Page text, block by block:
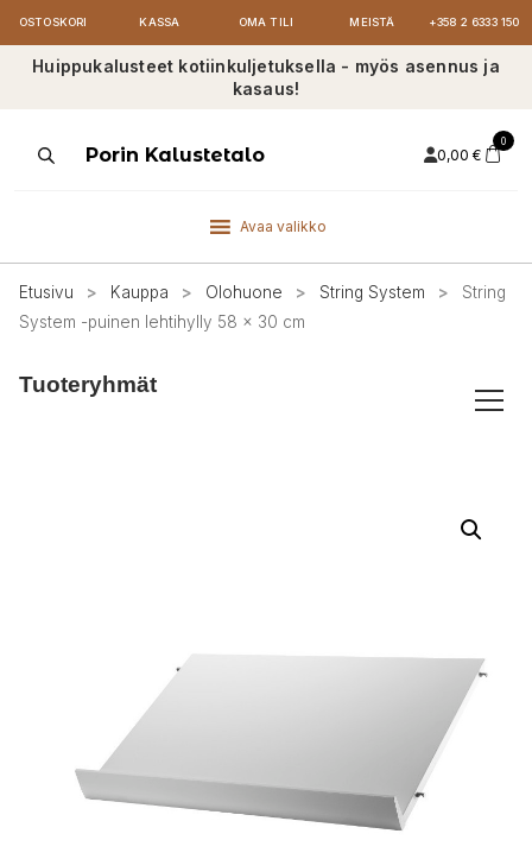
OSTOSKORI KASSA OMA TILI MEISTÄ +358 2 6333 150
Huippukalusteet kotiinkuljetuksella - myös asennus ja
kasaus!
ProductsPorin Kalustetalo 0,00 €
0
Avaa valikko
Etusivu > Kauppa > Olohuone > String System >
String
System -puinen lehtihylly 58 x 30 cm
Tuoteryhmät